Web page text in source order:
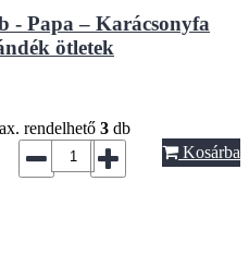
- Papa – Karácsonyfa
ötletek
rendelhető 3 db
Kosárba